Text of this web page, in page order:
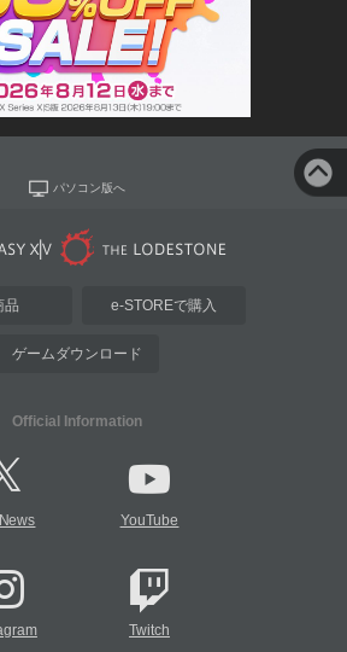
パソコン版へ
品 e-STOREで購入
ゲームダウンロード
Official Information
News YouTube
Twitch